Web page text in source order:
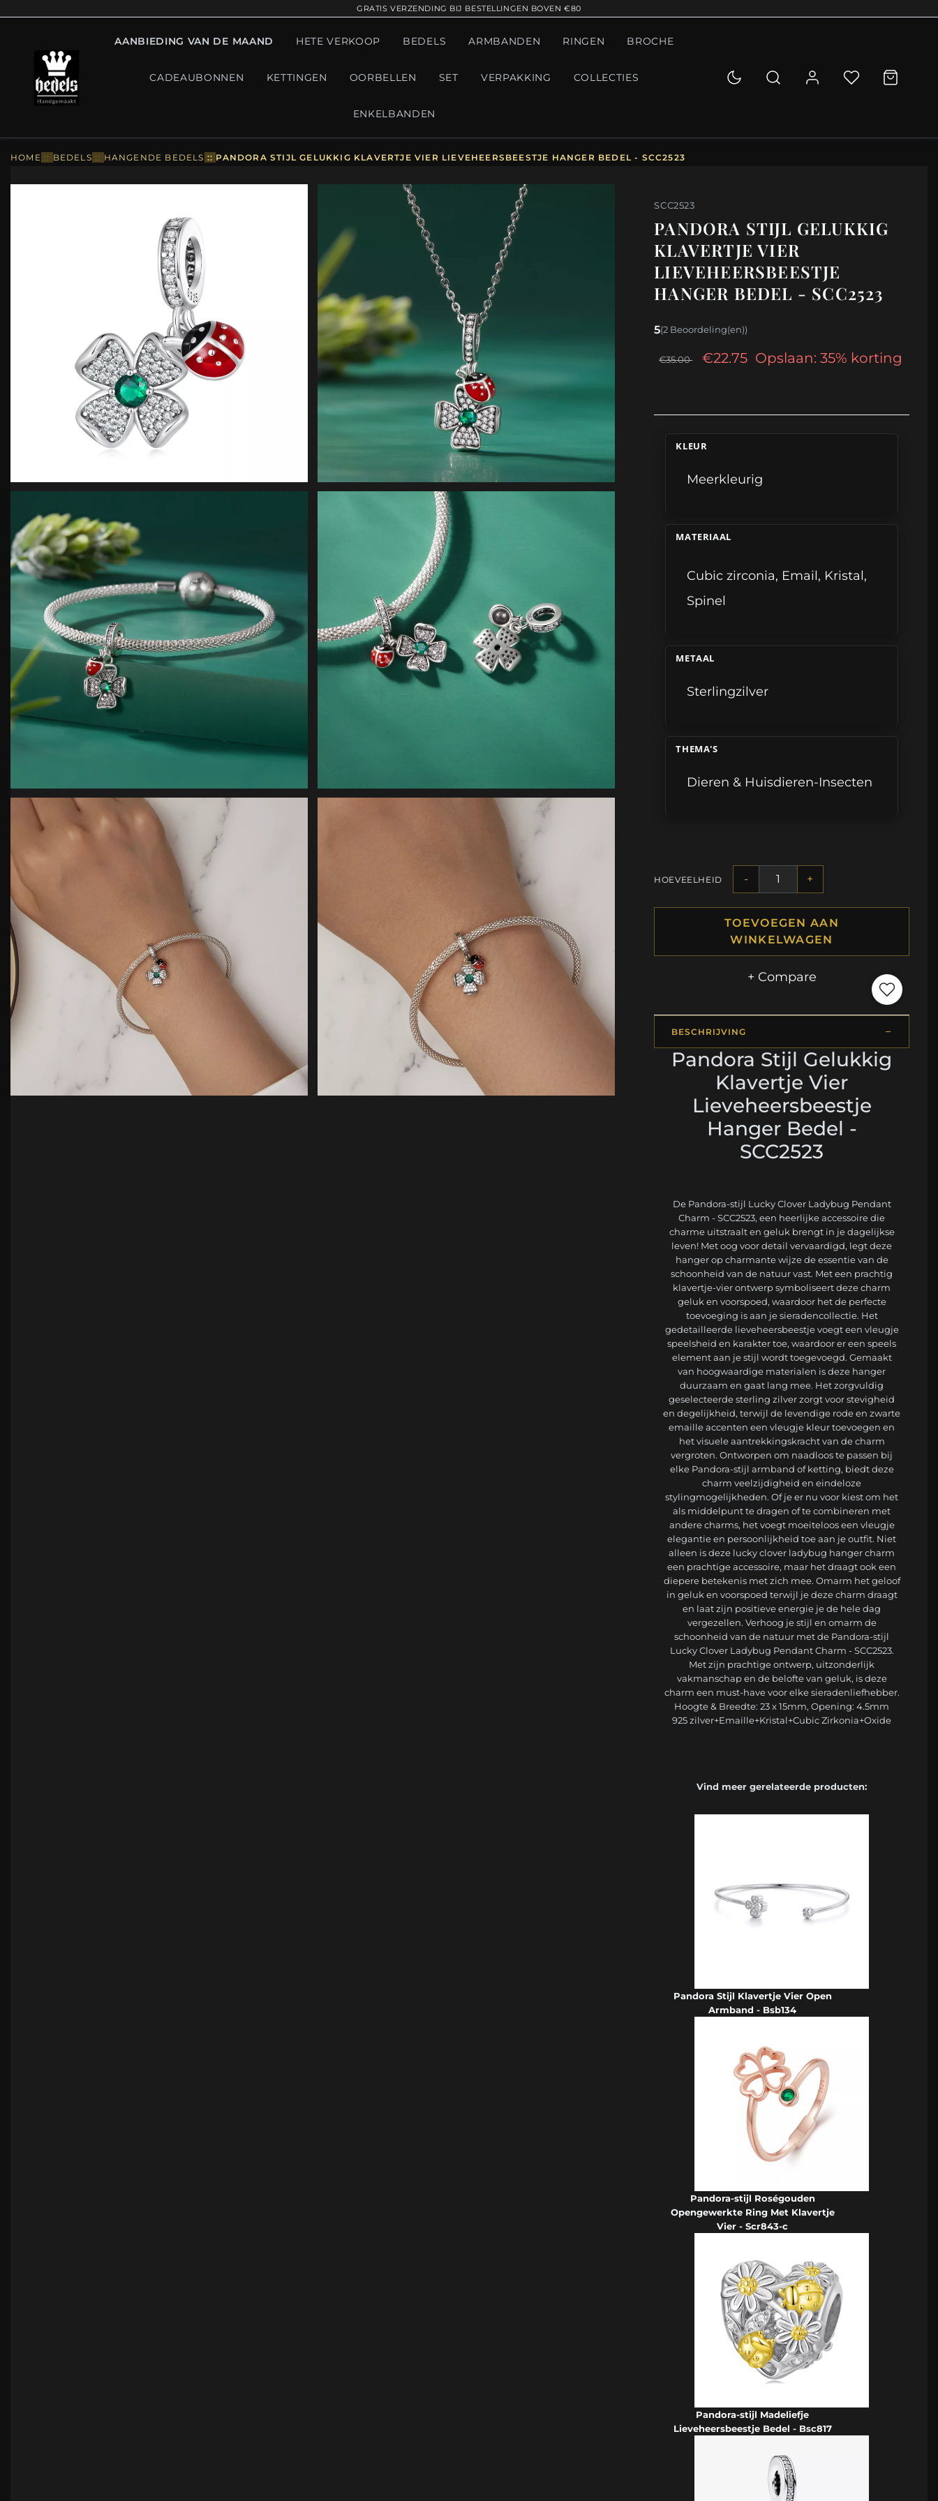
GRATIS VERZENDING BIJ BESTELLINGEN BOVEN €80
AANBIEDING VAN DE MAAND HETE VERKOOP BEDELS ARMBANDEN RINGEN BROCHE
CADEAUBONNEN KETTINGEN OORBELLEN SET VERPAKKING COLLECTIES
ENKELBANDEN
HOME :: BEDELS :: HANGENDE BEDELS :: PANDORA STIJL GELUKKIG KLAVERTJE VIER LIEVEHEERSBEESTJE HANGER BEDEL - SCC2523
SCC2523
PANDORA STIJL GELUKKIG
KLAVERTJE VIER
LIEVEHEERSBEESTJE
HANGER BEDEL - SCC2523
5(2 Beoordeling(en))
€35.00 €22.75 Opslaan: 35% korting
KLEUR
Meerkleurig
MATERIAAL
Cubic zirconia, Email, Kristal,
Spinel
METAAL
Sterlingzilver
THEMA'S
Dieren & Huisdieren-Insecten
HOEVEELHEID - +
TOEVOEGEN AAN
WINKELWAGEN
+ Compare
BESCHRIJVING
Pandora Stijl Gelukkig
Klavertje Vier
Lieveheersbeestje
Hanger Bedel -
SCC2523
De Pandora-stijl Lucky Clover Ladybug Pendant
Charm - SCC2523, een heerlijke accessoire die
charme uitstraalt en geluk brengt in je dagelijkse
leven! Met oog voor detail vervaardigd, legt deze
hanger op charmante wijze de essentie van de
schoonheid van de natuur vast. Met een prachtig
klavertje-vier ontwerp symboliseert deze charm
geluk en voorspoed, waardoor het de perfecte
toevoeging is aan je sieradencollectie. Het
gedetailleerde lieveheersbeestje voegt een vleugje
speelsheid en karakter toe, waardoor er een speels
element aan je stijl wordt toegevoegd. Gemaakt
van hoogwaardige materialen is deze hanger
duurzaam en gaat lang mee. Het zorgvuldig
geselecteerde sterling zilver zorgt voor stevigheid
en degelijkheid, terwijl de levendige rode en zwarte
emaille accenten een vleugje kleur toevoegen en
het visuele aantrekkingskracht van de charm
vergroten. Ontworpen om naadloos te passen bij
elke Pandora-stijl armband of ketting, biedt deze
charm veelzijdigheid en eindeloze
stylingmogelijkheden. Of je er nu voor kiest om het
als middelpunt te dragen of te combineren met
andere charms, het voegt moeiteloos een vleugje
elegantie en persoonlijkheid toe aan je outfit. Niet
alleen is deze lucky clover ladybug hanger charm
een prachtige accessoire, maar het draagt ook een
diepere betekenis met zich mee. Omarm het geloof
in geluk en voorspoed terwijl je deze charm draagt
en laat zijn positieve energie je de hele dag
vergezellen. Verhoog je stijl en omarm de
schoonheid van de natuur met de Pandora-stijl
Lucky Clover Ladybug Pendant Charm - SCC2523.
Met zijn prachtige ontwerp, uitzonderlijk
vakmanschap en de belofte van geluk, is deze
charm een must-have voor elke sieradenliefhebber.
Hoogte & Breedte: 23 x 15mm, Opening: 4.5mm
925 zilver+Emaille+Kristal+Cubic Zirkonia+Oxide
Vind meer gerelateerde producten:
Pandora Stijl Klavertje Vier Open
Armband - Bsb134
Pandora-stijl Roségouden
Opengewerkte Ring Met Klavertje
Vier - Scr843-c
Pandora-stijl Madeliefje
Lieveheersbeestje Bedel - Bsc817